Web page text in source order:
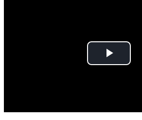
Play